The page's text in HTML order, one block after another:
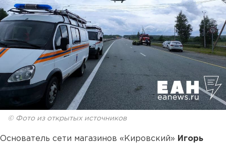
© Фото из открытых источников
Основатель сети магазинов «Кировский» Игорь